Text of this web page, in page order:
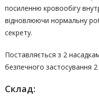
посиленню кровообігу
відновлюючи нормальну
секрету.
Поставляється з 2
безпечного застосування 2
Склад: